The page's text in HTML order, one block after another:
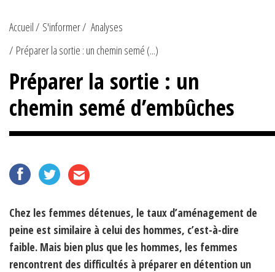
Accueil S'informer
Analyses
Préparer la sortie : un chemin semé (...)
Préparer la sortie : un
chemin semé d’embûches
Chez les femmes détenues, le taux d’aménagement de
peine est similaire à celui des hommes, c’est-à-dire
faible. Mais bien plus que les hommes, les femmes
rencontrent des difficultés à préparer en détention un